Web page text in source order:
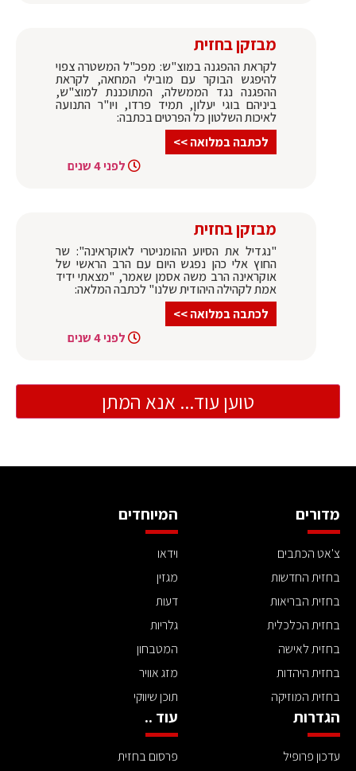
מבזקן בחזית
לקראת ההפגנה במוצ"ש: מפכ"ל המשטרה צפוי
להיפגש הבוקר עם מובילי המחאה, לקראת
ההפגנה נגד הממשלה, המתוכננת למוצ"ש,
ביניהם בוגי יעלון, תמיד פרדו, ויו"ר התנועה
לאיכות השלטון כל הפרטים בכתבה:
לכתבה במלואה >>
לפני 4 שנים
מבזקן בחזית
"נגדיל את הסיוע ההומניטרי לאוקראינה": שר
החוץ אלי כהן נפגש היום עם הרב הראשי של
אוקראינה הרב משה אסמן שאמר, "מצאתי ידיד
אמת לקהילה היהודית שלנו" לכתבה המלאה:
לכתבה במלואה >>
לפני 4 שנים
טוען עוד... אנא המתן
מדורים
צ'אט הכתבים
בחזית החדשות
בחזית הבריאות
בחזית הכלכלית
בחזית לאישה
בחזית היהדות
בחזית המוזיקה
המיוחדים
וידאו
מגזין
דעות
גלריות
המטבחון
מזג אוויר
תוכן שיווקי
הגדרות
עדכון פרופיל
עוד ..
פרסום בחזית